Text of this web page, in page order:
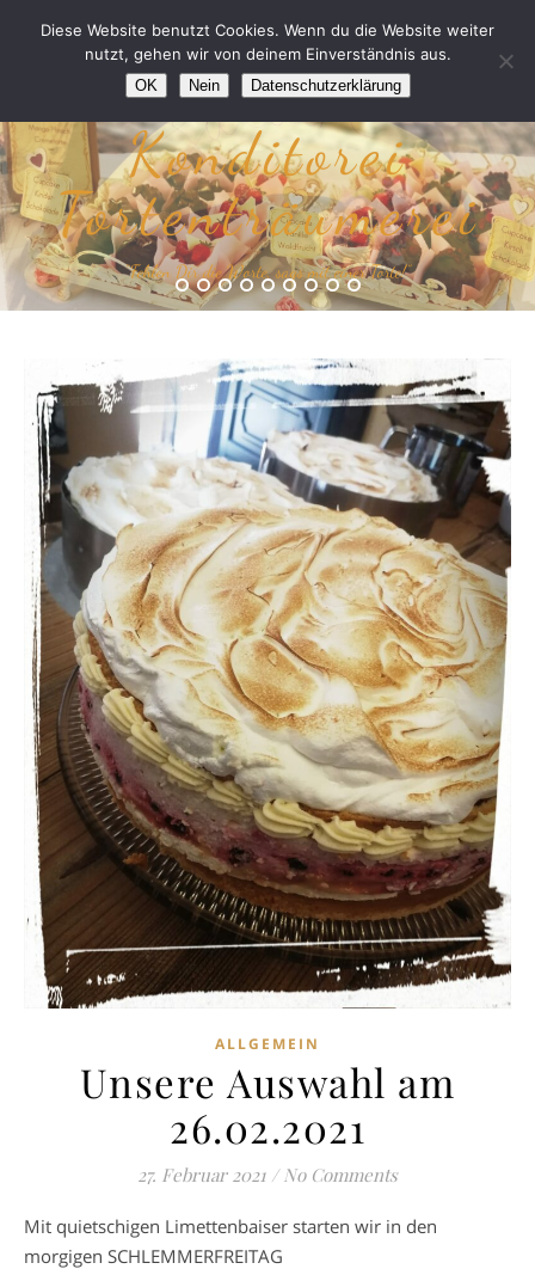
Konditorei
Tortenträumerei
“Fehlen Dir die Worte, sags mit einer Torte!”
ALLGEMEIN
Unsere Auswahl am
26.02.2021
27. Februar 2021 / No Comments
Mit quietschigen Limettenbaiser starten wir in den
morgigen SCHLEMMERFREITAG
Diese Website benutzt Cookies. Wenn du die Website weiter
nutzt, gehen wir von deinem Einverständnis aus.
OK Nein Datenschutzerklärung